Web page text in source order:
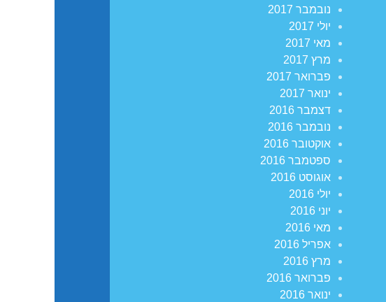
נובמבר 2017
יולי 2017
מאי 2017
מרץ 2017
פברואר 2017
ינואר 2017
דצמבר 2016
נובמבר 2016
אוקטובר 2016
ספטמבר 2016
אוגוסט 2016
יולי 2016
יוני 2016
מאי 2016
אפריל 2016
מרץ 2016
פברואר 2016
ינואר 2016